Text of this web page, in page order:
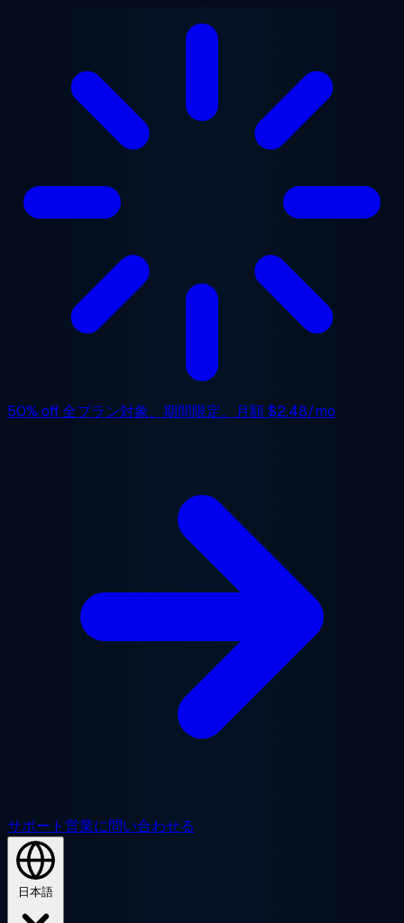
50% off全プラン対象、期間限定。月額$2.48/mo
サポート営業に問い合わせる
日本語